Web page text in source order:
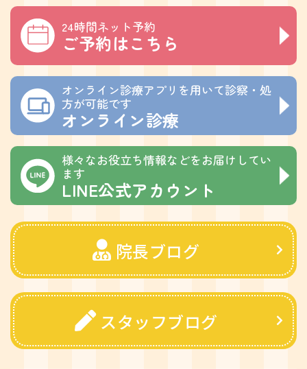
24時間ネット予約
ご予約はこちら
オンライン診療アプリを用いて診察・処
方が可能です
オンライン診療
様々なお役立ち情報などをお届けしてい
ます
LINE公式アカウント
院長ブログ
スタッフブログ